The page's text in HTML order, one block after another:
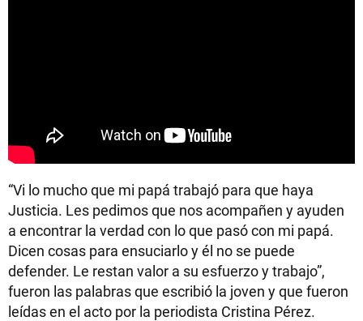
“Vi lo mucho que mi papá trabajó para que haya
Justicia. Les pedimos que nos acompañen y ayuden
a encontrar la verdad con lo que pasó con mi papá.
Dicen cosas para ensuciarlo y él no se puede
defender. Le restan valor a su esfuerzo y trabajo”,
fueron las palabras que escribió la joven y que fueron
leídas en el acto por la periodista Cristina Pérez.